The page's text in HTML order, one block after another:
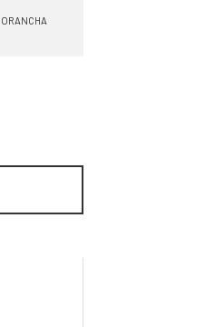
ORANCHA